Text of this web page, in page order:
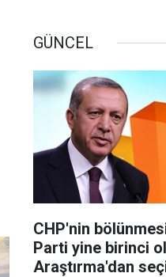
GÜNCEL
CHP'nin
Parti yine birinci
Araştırma'dan